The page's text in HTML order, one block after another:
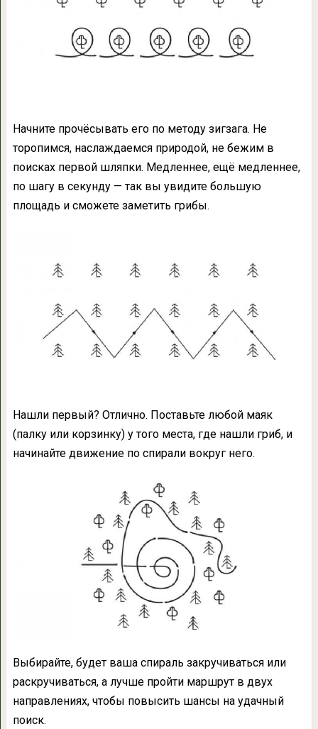
Начните прочёсывать его по методу зигзага. Не
торопимся, наслаждаемся природой, не бежим в
поисках первой шляпки. Медленнее, ещё медленнее,
по шагу в секунду — так вы увидите большую
площадь и сможете заметить грибы.
Нашли первый? Отлично. Поставьте любой маяк
(палку или корзинку) у того места, где нашли гриб, и
начинайте движение по спирали вокруг него.
Выбирайте, будет ваша спираль закручиваться или
раскручиваться, а лучше пройти маршрут в двух
направлениях, чтобы повысить шансы на удачный
поиск.